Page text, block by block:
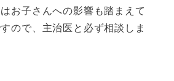
お子さんへの影響も踏まえて
ので、主治医と必ず相談しま